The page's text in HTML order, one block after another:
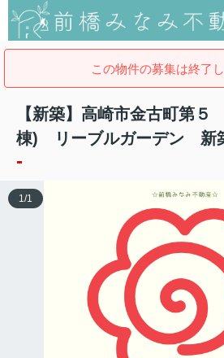
この物件の募集は終了し
【新築】高崎市金古町第
棟) リーブルガーデン 新
-
1/1